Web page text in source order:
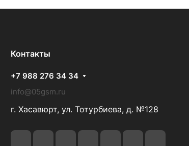
Контакты
+7 988 276 34 34
info@05gsm.ru
г. Хасавюрт, ул. Тотурбиева, д. №128